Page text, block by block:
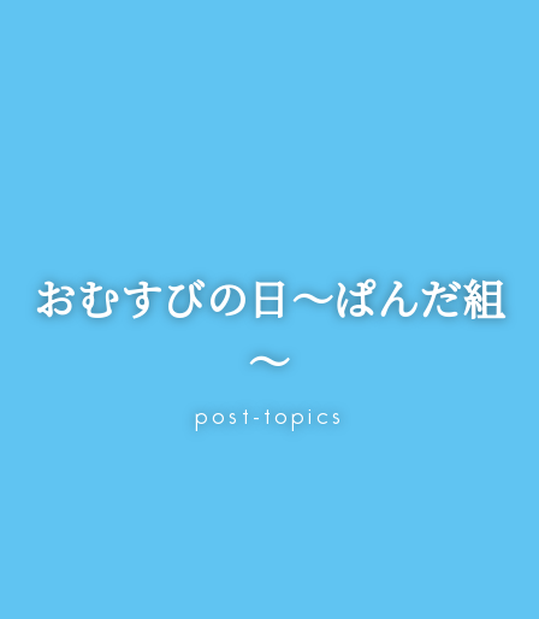
おむすびの日～ぱんだ組
～
post-topics